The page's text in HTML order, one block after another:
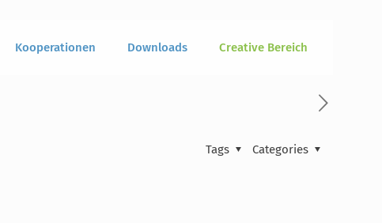
Kooperationen Downloads Creative Bereich
Categories
Tags